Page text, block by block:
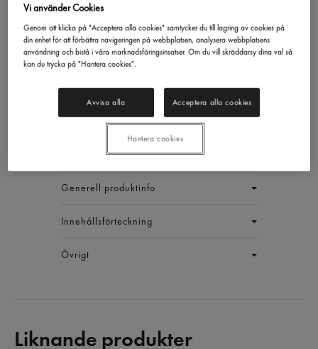
Gastrino
826,16 kr/låda
Inkl. moms
Jmf.pris : 80,76 kr /kg
EAN:
17311043020918
Generell produktinfo
Innehållsförteckning
Övrigt
Liknande produkter
Vi använder Cookies
Genom att klicka på "Acceptera alla cookies" samtycker du till lagring av cookies på
din enhet för att förbättra navigeringen på webbplatsen, analysera webbplatsens
användning och bistå i våra marknadsföringsinsatser. Om du vill skräddarsy dina val så
kan du trycka på "Hantera cookies".
Avvisa alla Acceptera alla cookies
Hantera cookies